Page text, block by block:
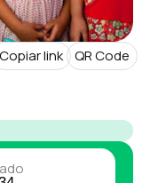
Copiar link QR Code